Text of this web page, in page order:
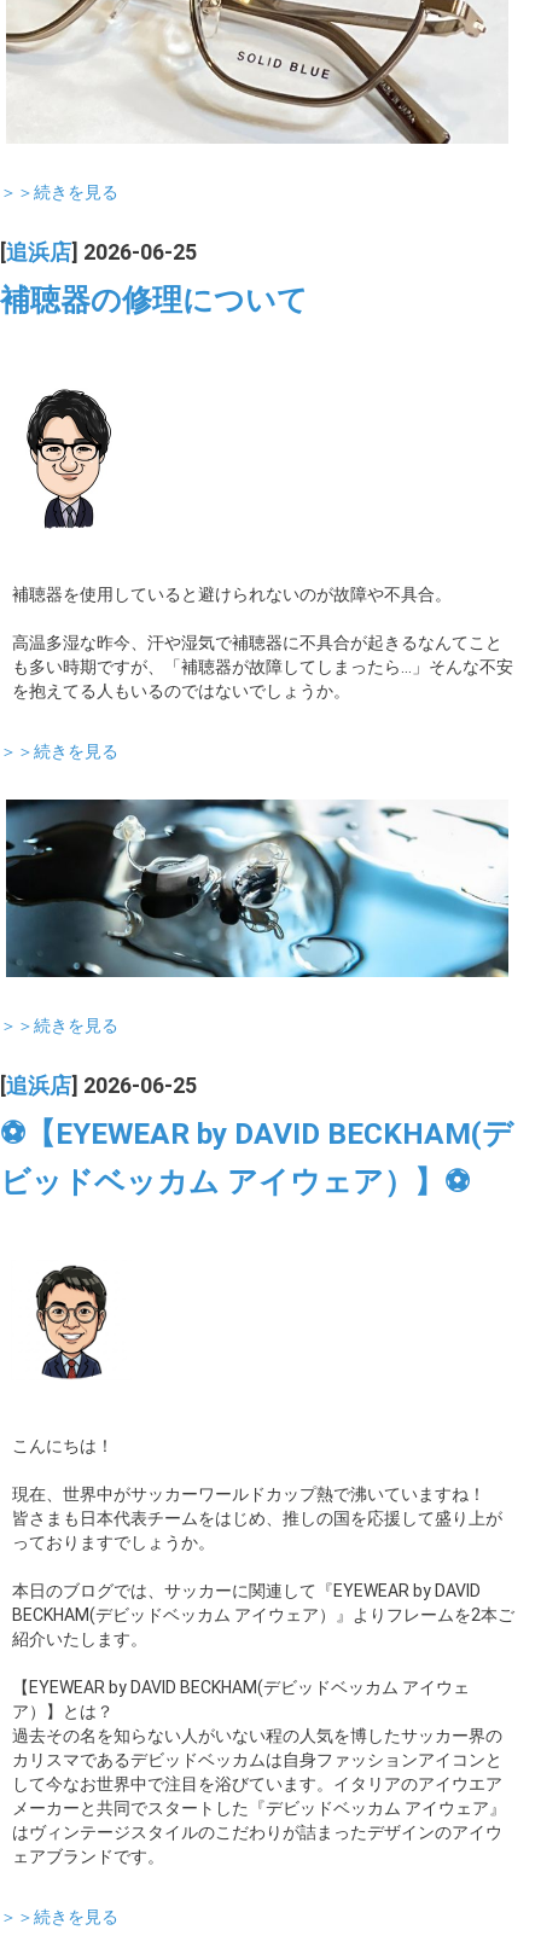
＞＞続きを見る
追浜店 ] 2026-06-25
補聴器の修理について
補聴器を使用していると避けられないのが故障や不具合。
高温多湿な昨今、汗や湿気で補聴器に不具合が起きるなんてこと
も多い時期ですが、「補聴器が故障してしまったら…」そんな不安
を抱えてる人もいるのではないでしょうか。
＞＞続きを見る
＞＞続きを見る
[追浜店] 2026-06-25
⚽【EYEWEAR by DAVID BECKHAM(デ
ビッドベッカム アイウェア）】⚽
こんにちは！
現在、世界中がサッカーワールドカップ熱で沸いていますね！
皆さまも日本代表チームをはじめ、推しの国を応援して盛り上が
っておりますでしょうか。
本日のブログでは、サッカーに関連して『EYEWEAR by DAVID
BECKHAM(デビッドベッカム アイウェア）』よりフレームを2本ご
紹介いたします。
【EYEWEAR by DAVID BECKHAM(デビッドベッカム アイウェ
ア）】とは？
過去その名を知らない人がいない程の人気を博したサッカー界の
カリスマであるデビッドベッカムは自身ファッションアイコンと
して今なお世界中で注目を浴びています。イタリアのアイウエア
メーカーと共同でスタートした『デビッドベッカム アイウェア』
はヴィンテージスタイルのこだわりが詰まったデザインのアイウ
ェアブランドです。
＞＞続きを見る